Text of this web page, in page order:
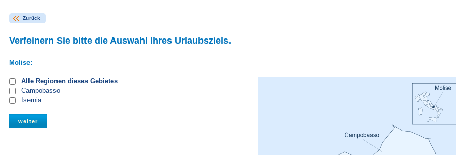
Zurück
Verfeinern Sie bitte die Auswahl Ihres Urlaubsziels.
Molise:
Alle Regionen dieses Gebietes
Campobasso
Isernia